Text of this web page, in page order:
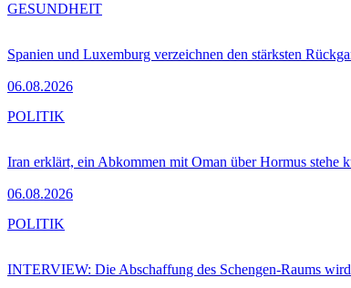
Spanien und Luxemburg verzeichnen den stärksten
06.08.2026
GESUNDHEIT
Iran erklärt, ein Abkommen mit Oman über Hormus stehe
06.08.2026
POLITIK
INTERVIEW: Die Abschaffung des Schengen-Raums
POLITIK